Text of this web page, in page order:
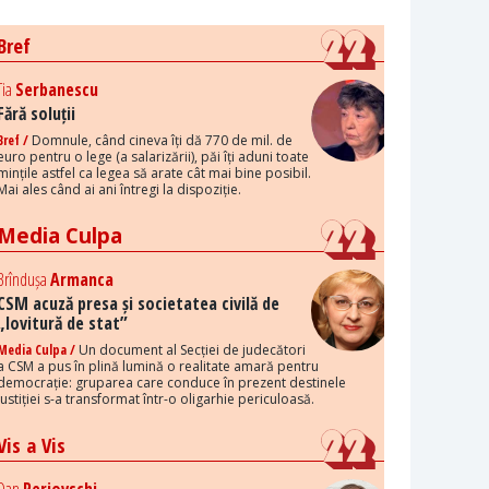
Serbanescu
soluții
/ Domnule, când cineva îți dă 770 de mil. de
pentru o lege (a salarizării), păi îți aduni toate
astfel ca legea să arate cât mai bine posibil.
ales când ai ani întregi la dispoziție.
Culpa
Armanca
acuză presa și societatea civilă de
de stat”
Culpa / Un document al Secției de judecători
CSM a pus în plină lumină o realitate amară pentru
gruparea care conduce în prezent destinele
s-a transformat într-o oligarhie periculoasă.
a Vis